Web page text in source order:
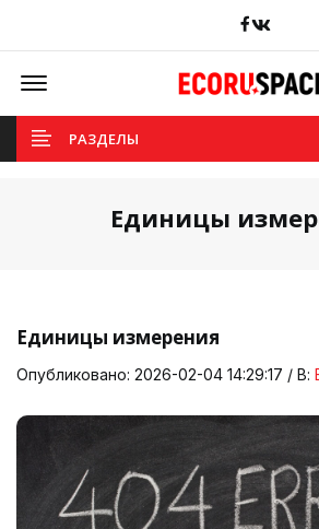
Facebook
Offcanvas Menu Open
РАЗДЕЛЫ
Единицы
Единицы измерения
Опубликовано: 2026-02-04 14:29:17 / В: